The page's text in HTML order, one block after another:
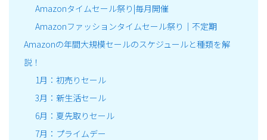
Amazonタイムセール祭り|毎月開催
Amazonファッションタイムセール祭り｜不定期
Amazonの年間大規模セールのスケジュールと種類を解
説！
1月：初売りセール
3月：新生活セール
6月：夏先取りセール
7月：プライムデー